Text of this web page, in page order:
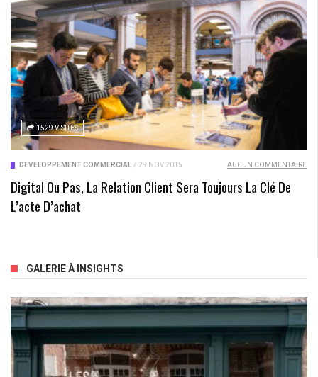
1529 VISITES
DÉVELOPPEMENT COMMERCIAL / 29 NOV 2015 AUCUN COMMENTAIRE
Digital Ou Pas, La Relation Client Sera Toujours La Clé De
L’acte D’achat
GALERIE À INSIGHTS